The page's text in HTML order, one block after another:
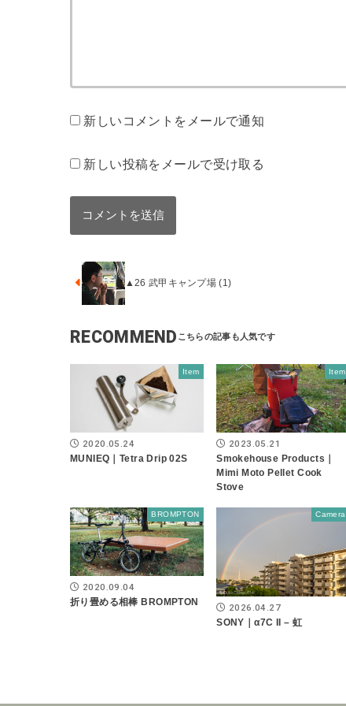
新しいコメントをメールで通知
新しい投稿をメールで受け取る
▲26 武甲キャンプ場 (1)
RECOMMEND
Item
2020.05.24
MUNIEQ｜Tetra Drip 02S
Item
2023.05.21
Smokehouse Products｜
Mimi Moto Pellet Cook
Stove
BROMPTON
2020.09.04
折り畳める相棒 BROMPTON
Camera
2026.04.27
SONY｜α7C II – 虹